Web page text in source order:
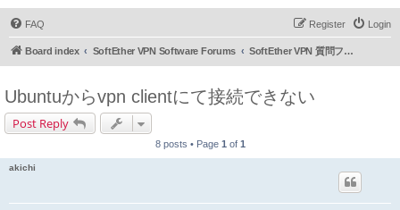
FAQ Login
Register
Board index SoftEther VPN Software Forums SoftEther VPN 質問フォーラム (日本語)
Ubuntuからvpn clientにて接続できない
Post Reply
8 posts • Page 1 of 1
akichi